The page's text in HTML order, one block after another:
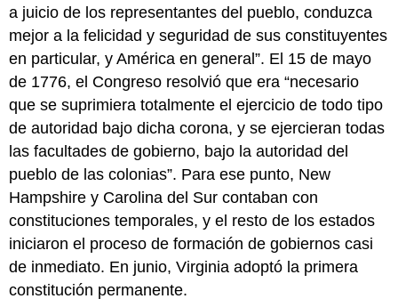
a juicio de los representantes del pueblo, conduzca
mejor a la felicidad y seguridad de sus constituyentes
en particular, y América en general”. El 15 de mayo
de 1776, el Congreso resolvió que era “necesario
que se suprimiera totalmente el ejercicio de todo tipo
de autoridad bajo dicha corona, y se ejercieran todas
las facultades de gobierno, bajo la autoridad del
pueblo de las colonias”. Para ese punto, New
Hampshire y Carolina del Sur contaban con
constituciones temporales, y el resto de los estados
iniciaron el proceso de formación de gobiernos casi
de inmediato. En junio, Virginia adoptó la primera
constitución permanente.